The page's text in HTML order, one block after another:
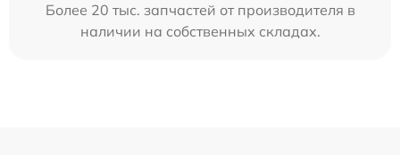
Более 20 тыс. запчастей от производителя в
наличии на собственных складах.